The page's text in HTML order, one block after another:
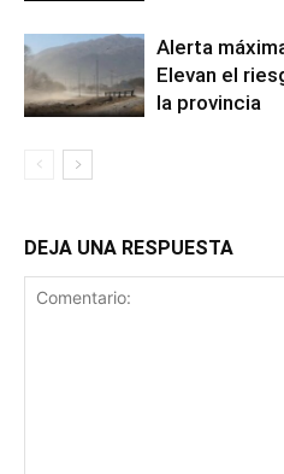
Alerta
Elevan el
la provincia
DEJA UNA RESPUESTA